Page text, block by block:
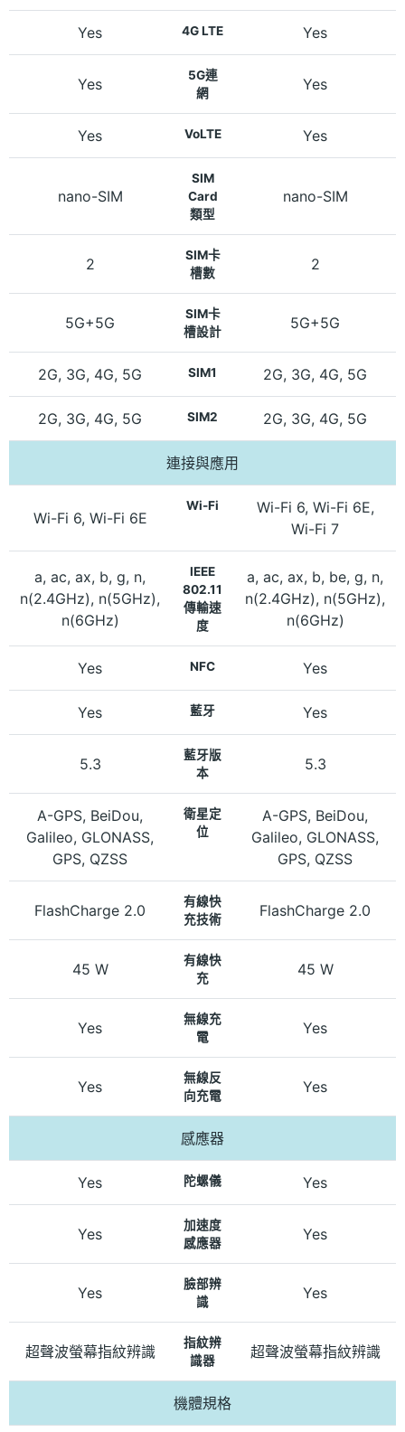
Yes 4G LTE Yes
Yes
5G連
網
Yes
Yes VoLTE Yes
nano-SIM
SIM
Card
類型
nano-SIM
2
SIM卡
槽數
2
5G+5G
SIM卡
槽設計
5G+5G
2G, 3G, 4G, 5G SIM1 2G, 3G, 4G, 5G
2G, 3G, 4G, 5G SIM2 2G, 3G, 4G, 5G
連接與應用
Wi-Fi 6, Wi-Fi 6E
Wi-Fi
Wi-Fi 6, Wi-Fi 6E,
Wi-Fi 7
a, ac, ax, b, g, n,
n(2.4GHz), n(5GHz),
n(6GHz)
IEEE
802.11
傳輸速
度
a, ac, ax, b, be, g, n,
n(2.4GHz), n(5GHz),
n(6GHz)
Yes NFC Yes
Yes 藍牙 Yes
5.3
藍牙版
本
5.3
A-GPS, BeiDou,
Galileo, GLONASS,
GPS, QZSS
衛星定
位
A-GPS, BeiDou,
Galileo, GLONASS,
GPS, QZSS
FlashCharge 2.0
有線快
充技術
FlashCharge 2.0
45 W
有線快
充
45 W
Yes
無線充
電
Yes
Yes
無線反
向充電
Yes
感應器
Yes 陀螺儀 Yes
Yes
加速度
感應器
Yes
Yes
臉部辨
識
Yes
超聲波螢幕指紋辨識
指紋辨
識器
超聲波螢幕指紋辨識
機體規格